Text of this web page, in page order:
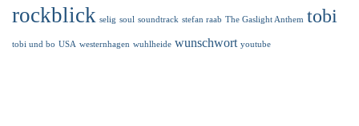
rockblick selig soul soundtrack stefan raab The Gaslight Anthem tobi
tobi und bo USA westernhagen wuhlheide wunschwort youtube